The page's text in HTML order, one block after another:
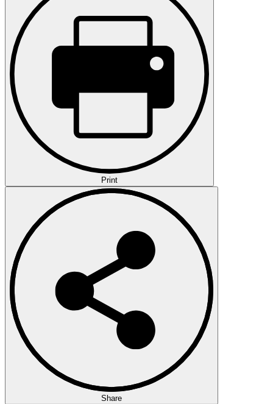
Print
Share